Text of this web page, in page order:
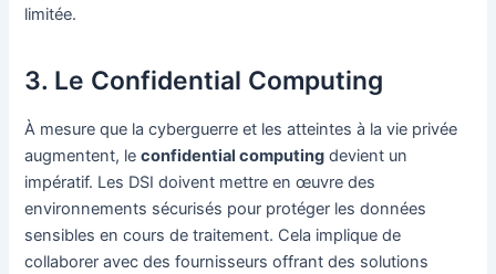
limitée.
3. Le Confidential Computing
À mesure que la cyberguerre et les atteintes à la vie privée
augmentent, leconfidential computing devient un
impératif. Les DSI doivent mettre en œuvre des
environnements sécurisés pour protéger les données
sensibles en cours de traitement. Cela implique de
collaborer avec des fournisseurs offrant des solutions